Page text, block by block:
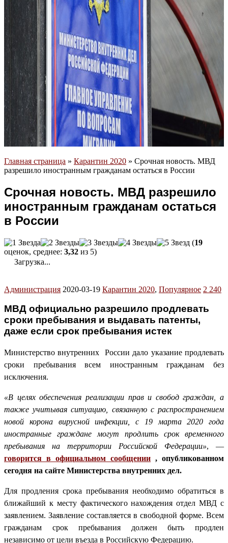
Главная страница » Карантин 2020 » Срочная новость. МВД
разрешило иностранным гражданам остаться в России
Срочная новость. МВД разрешило
иностранным гражданам остаться
в России
(19
оценок, среднее: 3,32 из 5)
Загрузка...
Администрация 2020-03-19 Карантин 2020, Популярное 2 240
МВД официально разрешило продлевать
сроки пребывания и выдавать патенты,
даже если срок пребывания истек
Министерство внутренних России дало указание продлевать
сроки пребывания всем иностранным гражданам без
исключения.
«В целях обеспечения реализации прав и свобод граждан, а
также учитывая ситуацию, связанную с распространением
новой корона вирусной инфекции, c 19 марта 2020 года
иностранные граждане могут продлить срок временного
пребывания на территории Российской Федерации», —
говорится в официальном сообщении , опубликованном
сегодня на сайте Министерства внутренних дел.
Для продления срока пребывания необходимо обратиться в
ближайший к месту фактического нахождения отдел МВД с
заявлением. Заявление составляется в свободной форме. Всем
гражданам срок пребывания должен быть продлен
независимо от цели въезда в Российскую Федерацию.